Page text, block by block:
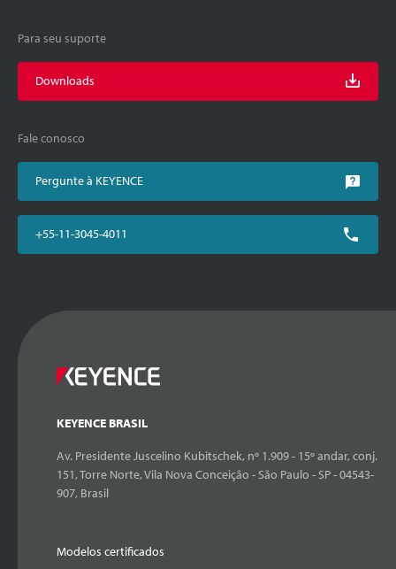
Para seu suporte
Downloads
Fale conosco
Pergunte à KEYENCE
+55-11-3045-4011
KEYENCE BRASIL
Av. Presidente Juscelino Kubitschek, nº 1.909 - 15º andar, conj.
151, Torre Norte, Vila Nova Conceição - São Paulo - SP - 04543-
907, Brasil
Modelos certificados